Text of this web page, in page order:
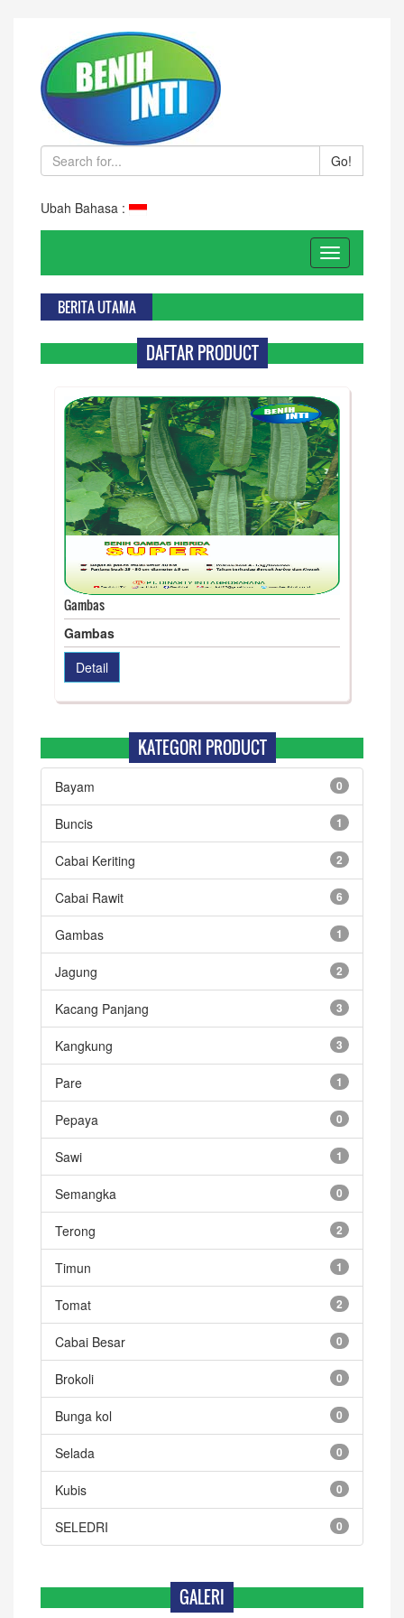
Go!
Ubah Bahasa :
Toggle
navigation
BERITA UTAMA
DAFTAR PRODUCT
Gambas
Gambas
Detail
KATEGORI PRODUCT
0
Bayam
1
Buncis
2
Cabai Keriting
6
Cabai Rawit
1
Gambas
2
Jagung
3
Kacang Panjang
3
Kangkung
1
Pare
0
Pepaya
1
Sawi
0
Semangka
2
Terong
1
Timun
2
Tomat
0
Cabai Besar
0
Brokoli
0
Bunga kol
0
Selada
0
Kubis
0
SELEDRI
GALERI